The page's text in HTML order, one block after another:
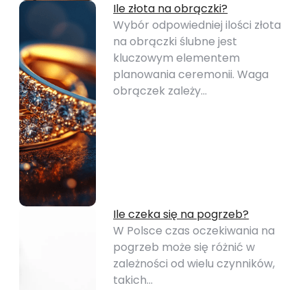
Ile złota na obrączki?
Wybór odpowiedniej ilości złota
na obrączki ślubne jest
kluczowym elementem
planowania ceremonii. Waga
obrączek zależy…
Ile czeka się na pogrzeb?
W Polsce czas oczekiwania na
pogrzeb może się różnić w
zależności od wielu czynników,
takich…